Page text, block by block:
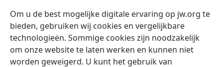
Om u de best mogelijke digitale ervaring op jw.org te
bieden, gebruiken wij cookies en vergelijkbare
technologieën. Sommige cookies zijn noodzakelijk
om onze website te laten werken en kunnen niet
worden geweigerd. U kunt het gebruik van
(opent
nieuw
venster)Watchtower ONLINE LIBRARY™
(opent
nieuw
venster)JW Hub ®
(opent